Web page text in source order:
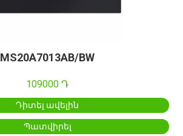
MS20A7013AB/BW
109000 Դ
Դիտել ավելին
Պատվիրել